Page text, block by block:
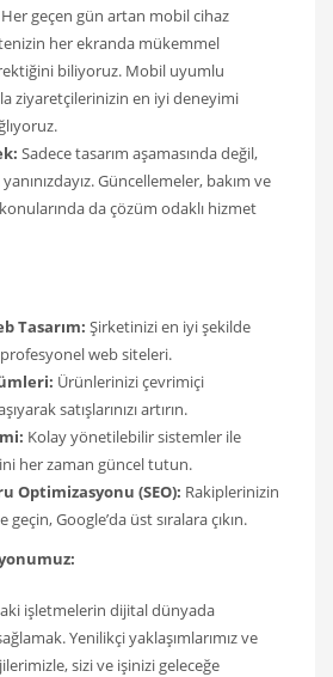
Her geçen gün artan mobil cihaz
her ekranda mükemmel
biliyoruz. Mobil uyumlu
ziyaretçilerinizin en iyi deneyimi
Sadece tasarım aşamasında değil,
Güncellemeler, bakım ve
da çözüm odaklı hizmet
Tasarım: Şirketinizi en iyi şekilde
web siteleri.
Ürünlerinizi çevrimiçi
satışlarınızı artırın.
Kolay yönetilebilir sistemler ile
her zaman güncel tutun.
Optimizasyonu (SEO): Rakiplerinizin
geçin, Google’da üst sıralara çıkın.
işletmelerin dijital dünyada
Yenilikçi yaklaşımlarımız ve
sizi ve işinizi geleceğe